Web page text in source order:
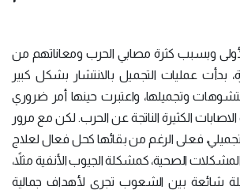
وبسبب كثرة مصابي الحرب ومعاناتهم من
بدأت عمليات التجميل بالانتشار بشكل كبير
وتجميلها، واعتبرت حينها أمر ضروري
الكثيرة الناتجة عن الحرب. لكن مع مرور
فعلى الرغم من بقائها كحل فعال لعلاج
الصحية، كمشكلة الجيوب الأنفية مثلاً،
شائعة بين الشعوب تجرى لأهداف جمالية